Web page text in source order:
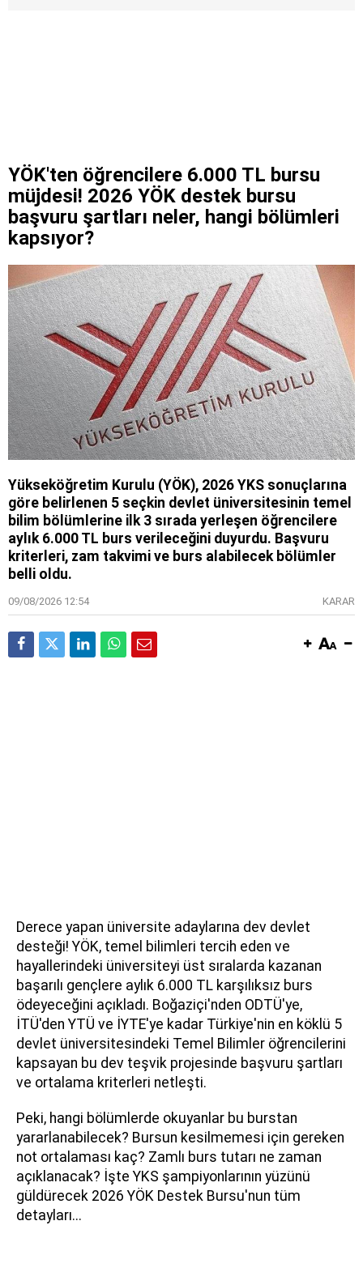
YÖK'ten öğrencilere 6.000 TL bursu
müjdesi! 2026 YÖK destek bursu
başvuru şartları neler, hangi bölümleri
kapsıyor?
Yükseköğretim Kurulu (YÖK), 2026 YKS sonuçlarına
göre belirlenen 5 seçkin devlet üniversitesinin temel
bilim bölümlerine ilk 3 sırada yerleşen öğrencilere
aylık 6.000 TL burs verileceğini duyurdu. Başvuru
kriterleri, zam takvimi ve burs alabilecek bölümler
belli oldu.
09/08/2026 12:54 KARAR
Derece yapan üniversite adaylarına dev devlet
desteği! YÖK, temel bilimleri tercih eden ve
hayallerindeki üniversiteyi üst sıralarda kazanan
başarılı gençlere aylık 6.000 TL karşılıksız burs
ödeyeceğini açıkladı. Boğaziçi'nden ODTÜ'ye,
İTÜ'den YTÜ ve İYTE'ye kadar Türkiye'nin en köklü 5
devlet üniversitesindeki Temel Bilimler öğrencilerini
kapsayan bu dev teşvik projesinde başvuru şartları
ve ortalama kriterleri netleşti.
Peki, hangi bölümlerde okuyanlar bu burstan
yararlanabilecek? Bursun kesilmemesi için gereken
not ortalaması kaç? Zamlı burs tutarı ne zaman
açıklanacak? İşte YKS şampiyonlarının yüzünü
güldürecek 2026 YÖK Destek Bursu'nun tüm
detayları...